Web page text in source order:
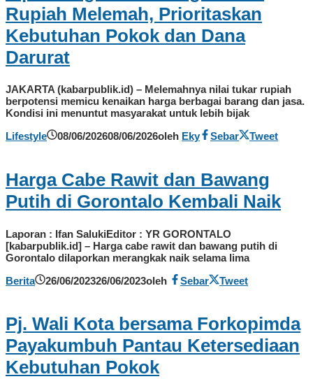
Rupiah Melemah, Prioritaskan
Kebutuhan Pokok dan Dana
Darurat
JAKARTA (kabarpublik.id) – Melemahnya nilai tukar rupiah
berpotensi memicu kenaikan harga berbagai barang dan jasa.
Kondisi ini menuntut masyarakat untuk lebih bijak
Lifestyle
08/06/202608/06/2026oleh Eky Sebar Tweet
Harga Cabe Rawit dan Bawang
Putih di Gorontalo Kembali Naik
Laporan : Ifan SalukiEditor : YR GORONTALO
[kabarpublik.id] – Harga cabe rawit dan bawang putih di
Gorontalo dilaporkan merangkak naik selama lima
Berita
26/06/202326/06/2023oleh Sebar Tweet
Pj. Wali Kota bersama Forkopimda
Payakumbuh Pantau Ketersediaan
Kebutuhan Pokok